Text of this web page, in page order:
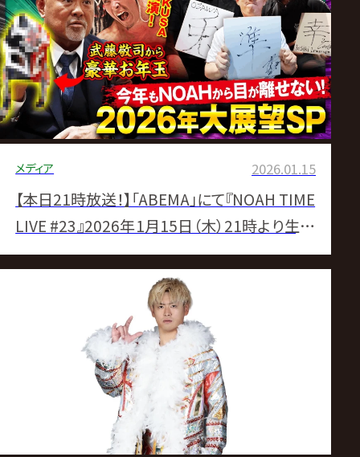
メディア 2026.01.15
【本日21時放送！】「ABEMA」にて『NOAH TIME
LIVE #23』2026年1月15日（木）21時より生中
継！